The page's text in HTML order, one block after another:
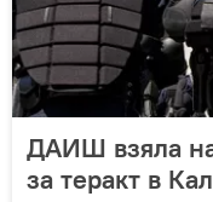
ДАИШ взяла на
за теракт в